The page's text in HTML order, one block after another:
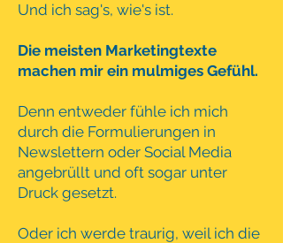
Und ich sag's, wie's ist.
Die meisten Marketingtexte
machen mir ein mulmiges Gefühl.
Denn entweder fühle ich mich
durch die Formulierungen in
Newslettern oder Social Media
angebrüllt und oft sogar unter
Druck gesetzt.
Oder ich werde traurig, weil ich die